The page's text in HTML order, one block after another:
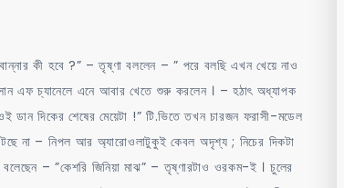
কী হবে ?” – তৃষ্ণা বললেন – ” পরে বলছি এখন খেয়ে নাও
এফ চ্যানেলে এনে আবার খেতে শুরু করলেন । – হঠাৎ অধ্যাপক
দিকের শেষের মেয়েটা !” টি.ভিতে তখন চারজন ফরাসী-মডেল
না – নিপল আর অ্যারোওলাটুকুই কেবল অদৃশ্য ; নিচের দিকটা
– ”কেশরি জিনিয়া মাঝ” – তৃষ্ণারটাও ওরকম-ই । চুলের